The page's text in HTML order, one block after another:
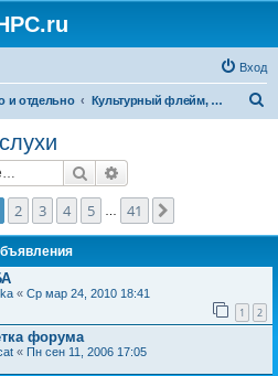
Вход
и отдельно Культурный флейм, слухи
Поиск
1 из
2 3 4 5 41
« Ср мар 24, 2010 18:41
1 2
форума
« Пн сен 11, 2006 17:05